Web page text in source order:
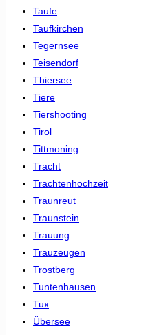
Taufe
Taufkirchen
Tegernsee
Teisendorf
Thiersee
Tiere
Tiershooting
Tirol
Tittmoning
Tracht
Trachtenhochzeit
Traunreut
Traunstein
Trauung
Trauzeugen
Trostberg
Tuntenhausen
Tux
Übersee